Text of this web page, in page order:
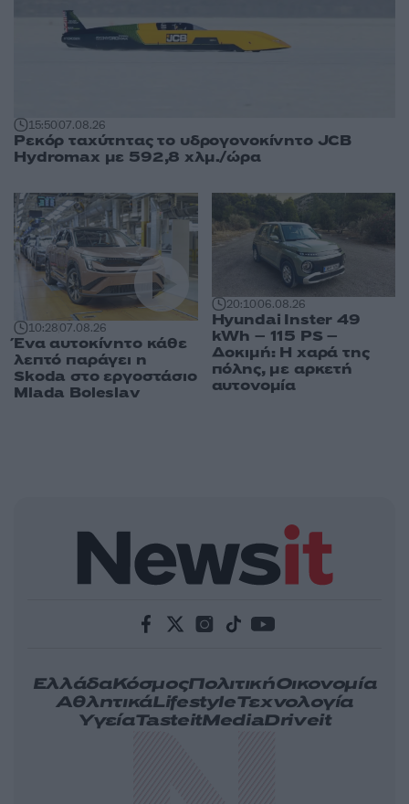
15:5007.08.26
Ρεκόρ ταχύτητας το υδρογονοκίνητο JCB
Hydromax με 592,8 χλμ./ώρα
10:2807.08.26
Ένα αυτοκίνητο κάθε
λεπτό παράγει η
Skoda στο εργοστάσιο
Mlada Boleslav
20:1006.08.26
Hyundai Inster 49
kWh – 115 PS –
Δοκιμή: Η χαρά της
πόλης, με αρκετή
αυτονομία
ΕλλάδαΚόσμοςΠολιτικήΟικονομία
ΑθλητικάLifestyleΤεχνολογία
ΥγείαTasteitMediaDriveit